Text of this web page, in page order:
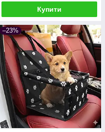
Купити
–23%